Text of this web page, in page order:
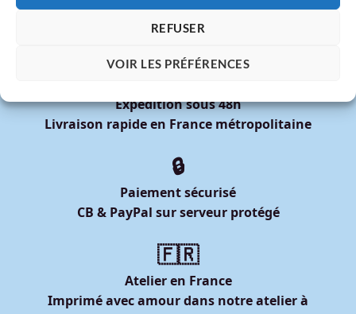
REFUSER
VOIR LES PRÉFÉRENCES
🚚
Expédition sous 48h
Livraison rapide en France métropolitaine
🔒
Paiement sécurisé
CB & PayPal sur serveur protégé
🇫🇷
Atelier en France
Imprimé avec amour dans notre atelier à